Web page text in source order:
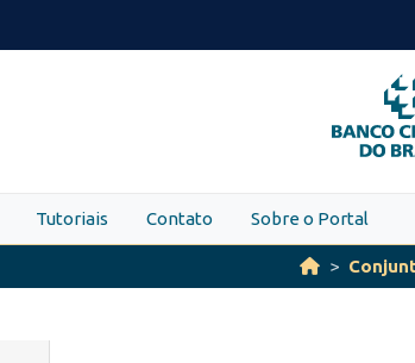
O
Tutoriais Contato Sobre o Portal